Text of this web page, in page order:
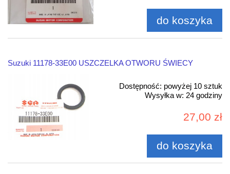
do koszyka
Suzuki 11178-33E00 USZCZELKA OTWORU ŚWIECY
Dostępność: powyżej 10 sztuk
Wysyłka w: 24 godziny
27,00 zł
do koszyka